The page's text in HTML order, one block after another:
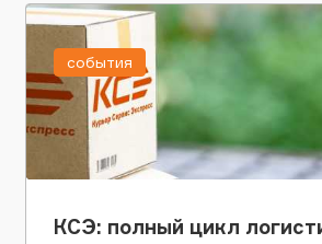
КСЭ: полный цикл
события